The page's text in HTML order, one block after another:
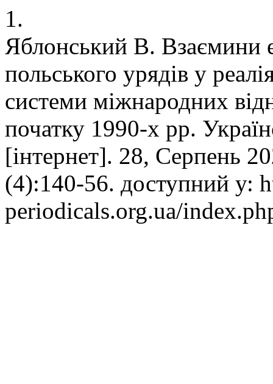
1.
Яблонський В. Взаємини
польського урядів у
системи міжнародних
початку 1990-х рр.
[інтернет]. 28, Серпень
(4):140-56. доступний у:
periodicals.org.ua/